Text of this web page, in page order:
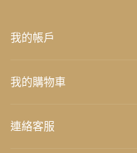
我的帳戶
我的購物車
連絡客服